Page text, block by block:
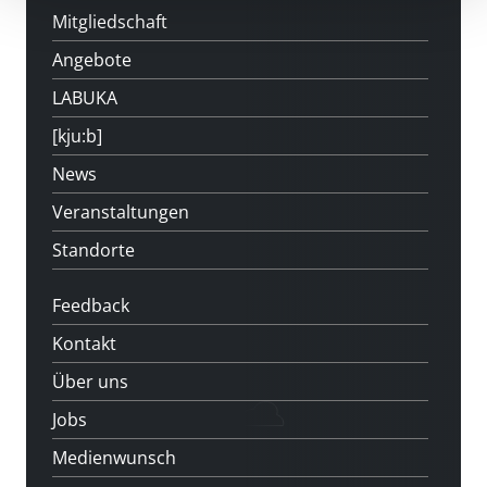
Mitgliedschaft
Angebote
LABUKA
[kju:b]
News
Veranstaltungen
Standorte
Feedback
Kontakt
Über uns
Jobs
Medienwunsch